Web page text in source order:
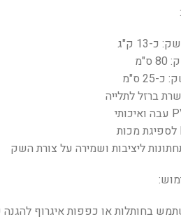
13 ק"ג
ס"מ
ברזל לתלייה
ליציבות ושמירה על צורת השק
בחותלות או כפפות איגרוף להגנה